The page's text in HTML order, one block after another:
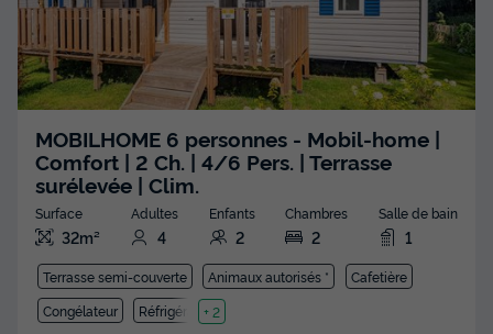
MOBILHOME 6 personnes - Mobil-home |
Comfort | 2 Ch. | 4/6 Pers. | Terrasse
surélevée | Clim.
Surface
32m²
Adultes
4
Enfants
2
Chambres
2
Salle de bain
1
Terrasse semi-couverte Animaux autorisés *
Cafetière
Congélateur
Réfrigérateur
+ 2